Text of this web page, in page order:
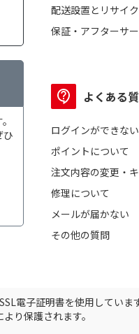
ひ
配送設置とリサイ
保証・アフターサ
よくある
ログインができない
ポイントについて
注文内容の変更・
修理について
メールが届かない
その他の質問
電子証明書を使用しています
り保護されます。